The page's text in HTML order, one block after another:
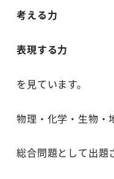
考える力
表現する力
を見ています。
物理・化学・生物・
総合問題として出題